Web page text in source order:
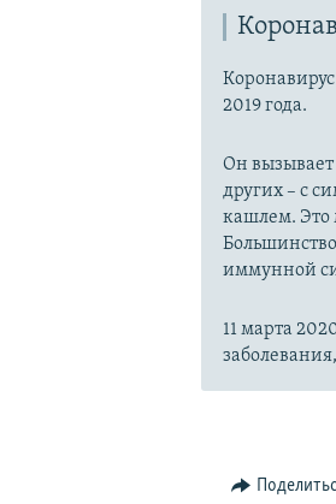
Коронавирус
2019 года.
Он
других – с
кашлем. Это
иммунной
11 марта